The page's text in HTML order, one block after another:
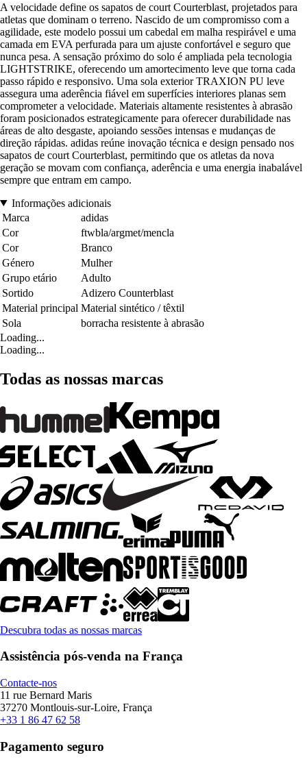
A velocidade define os sapatos de court Courterblast, projetados para
atletas que dominam o terreno. Nascido de um compromisso com a
agilidade, este modelo possui um cabedal em malha respirável e uma
camada em EVA perfurada para um ajuste confortável e seguro que
nunca pesa. A sensação próximo do solo é ampliada pela tecnologia
LIGHTSTRIKE, oferecendo um amortecimento leve que torna cada
passo rápido e responsivo. Uma sola exterior TRAXION PU leve
assegura uma aderência fiável em superfícies interiores planas sem
comprometer a velocidade. Materiais altamente resistentes à abrasão
foram posicionados estrategicamente para oferecer durabilidade nas
áreas de alto desgaste, apoiando sessões intensas e mudanças de
direção rápidas. adidas reúne inovação técnica e design pensado nos
sapatos de court Courterblast, permitindo que os atletas da nova
geração se movam com confiança, aderência e uma energia inabalável
sempre que entram em campo.
Informações adicionais
Marca
adidas
Cor
ftwbla/argmet/mencla
Cor
Branco
Género
Mulher
Grupo etário
Adulto
Sortido
Adizero Counterblast
Material principal Material sintético / têxtil
Sola
borracha resistente à abrasão
Loading...
Loading...
Todas as nossas marcas
Descubra todas as nossas marcas
Assistência pós-venda na França
Contacte-nos
11 rue Bernard Maris
37270 Montlouis-sur-Loire, França
+33 1 86 47 62 58
Pagamento seguro